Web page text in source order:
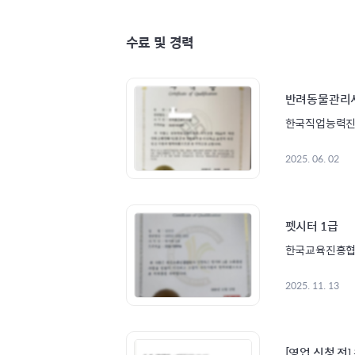
수료 및 경력
반려동물관리
한국직업능력
2025. 06. 02
펫시터 1급
한국교육진흥
2025. 11. 13